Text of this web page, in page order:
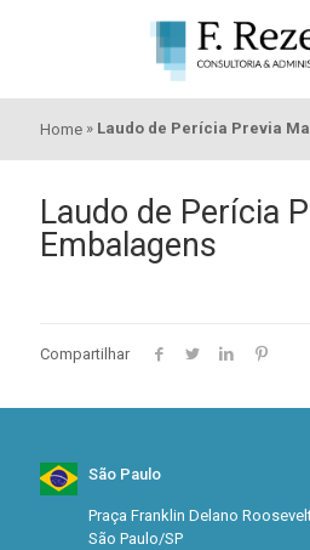
Home » Laudo de Perícia Previa
Laudo de Perícia
Embalagens
Compartilhar
São Paulo
Praça Franklin Delano
São Paulo/SP